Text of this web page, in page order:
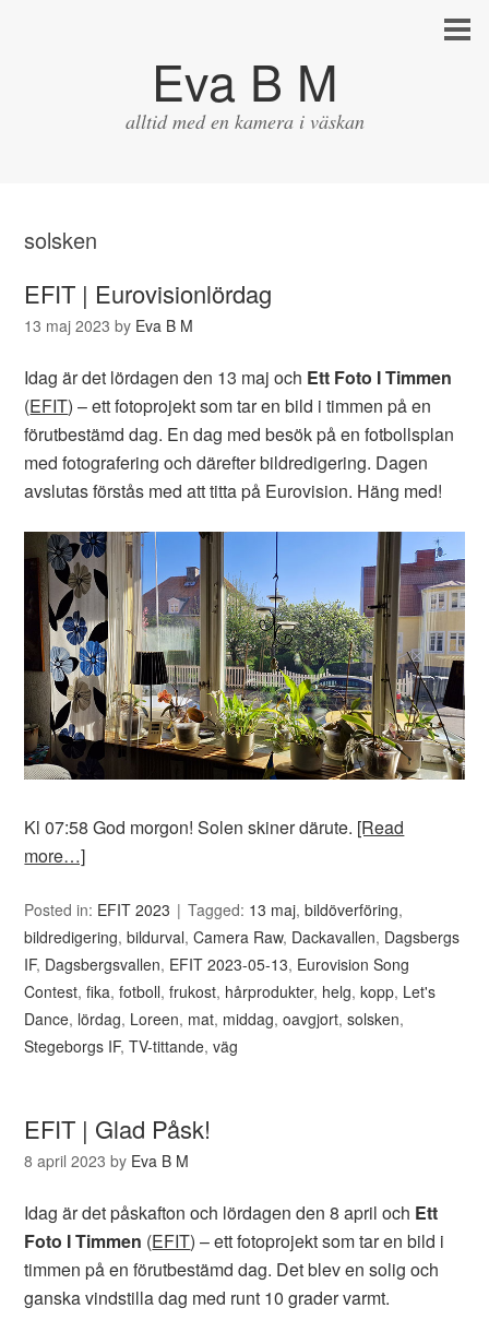
Eva B M
alltid med en kamera i väskan
solsken
EFIT | Eurovisionlördag
13 maj 2023 by Eva B M
Idag är det lördagen den 13 maj och Ett Foto I Timmen
(EFIT) – ett fotoprojekt som tar en bild i timmen på en
förutbestämd dag. En dag med besök på en fotbollsplan
med fotografering och därefter bildredigering. Dagen
avslutas förstås med att titta på Eurovision. Häng med!
Kl 07:58 God morgon! Solen skiner därute. [Read
more…]
Posted in: EFIT 2023 Tagged: 13 maj,bildöverföring,
bildredigering,bildurval,Camera Raw, Dackavallen, Dagsbergs
IF, Dagsbergsvallen, EFIT 2023-05-13, Eurovision Song
Contest,fika,fotboll,frukost, hårprodukter, helg,kopp, Let's
Dance, lördag, Loreen, mat, middag,oavgjort,solsken,
Stegeborgs IF,TV-tittande,väg
EFIT | Glad Påsk!
8 april 2023 by Eva B M
Idag är det påskafton och lördagen den 8 april och Ett
Foto I Timmen (EFIT) – ett fotoprojekt som tar en bild i
timmen på en förutbestämd dag. Det blev en solig och
ganska vindstilla dag med runt 10 grader varmt.